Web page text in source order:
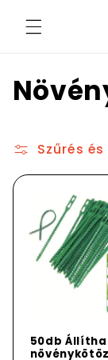
tartalomhoz
K
l
l
Szűrés
50db